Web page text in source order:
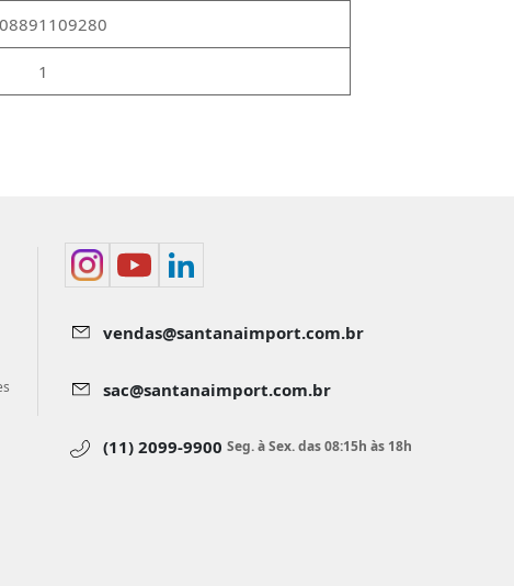
1
vendas@santanaimport.com.br
sac@santanaimport.com.br
(11) 2099-9900 Seg. à Sex. das 08:15h às 18h